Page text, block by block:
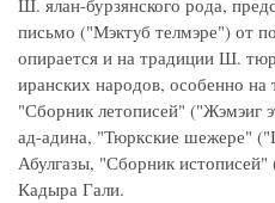
Ш. ялан-бурзянского рода,
письмо ("Мэктyб телмэре") от
опирается и на традиции Ш.
иранских народов, особенно
"Сборник летописей" ("Жэмэиг
ад-адина, "Тюркские шежере"
Абулгазы, "Сборник
Кадыра Гали.